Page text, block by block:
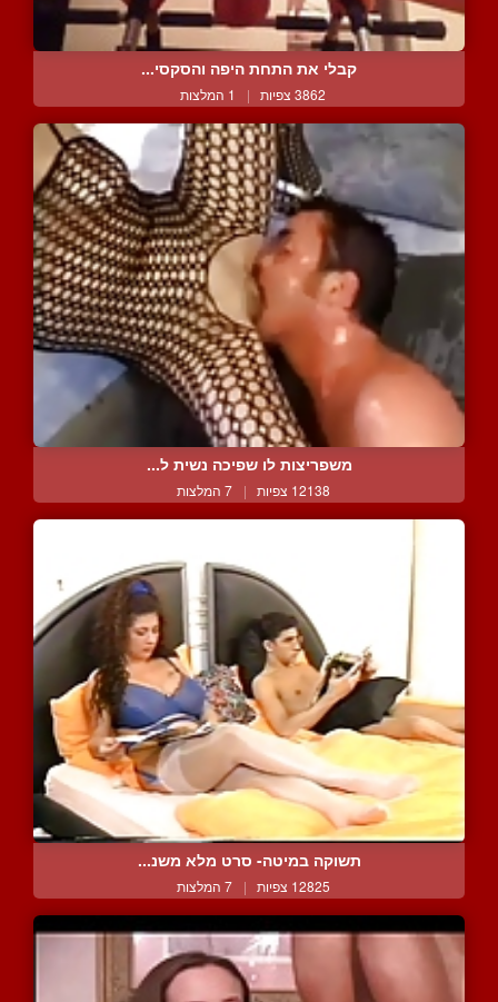
קבלי את התחת היפה והסקסי...
3862 צפיות | 1 המלצות
משפריצות לו שפיכה נשית ל...
12138 צפיות | 7 המלצות
תשוקה במיטה- סרט מלא משנ...
12825 צפיות | 7 המלצות